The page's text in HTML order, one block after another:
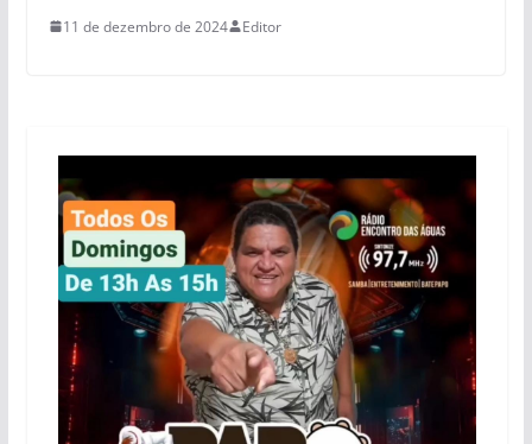
11 de dezembro de 2024 Editor